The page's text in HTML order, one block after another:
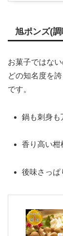
旭ポンズ(
お菓子ではな
どの知名度を誇
です。
鍋も刺身も
香り高い柑
後味さっぱ